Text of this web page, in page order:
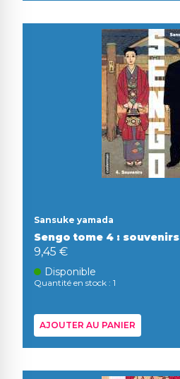
Sansuke yamada
Sengo tome 4 : souvenirs
9,45 €
Disponible
Quantité en stock : 1
AJOUTER AU PANIER